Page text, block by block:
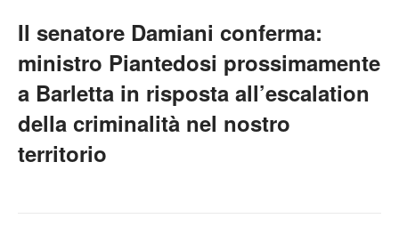
Il senatore Damiani conferma:
ministro Piantedosi prossimamente
a Barletta in risposta all’escalation
della criminalità nel nostro
territorio